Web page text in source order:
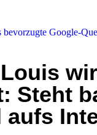
Google-
Steht
aufs